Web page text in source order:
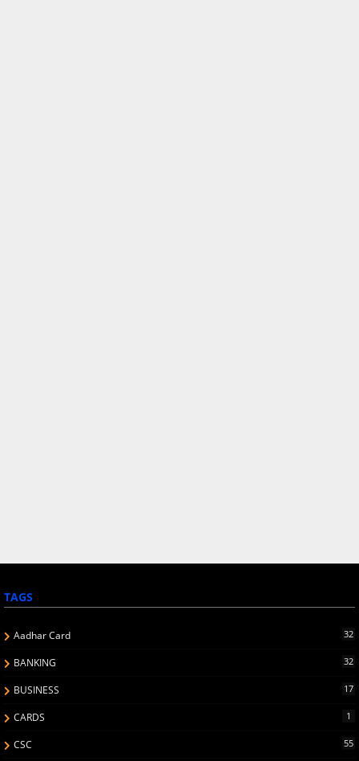
TAGS
Aadhar Card 32
BANKING 32
BUSINESS 17
CARDS 1
CSC 55